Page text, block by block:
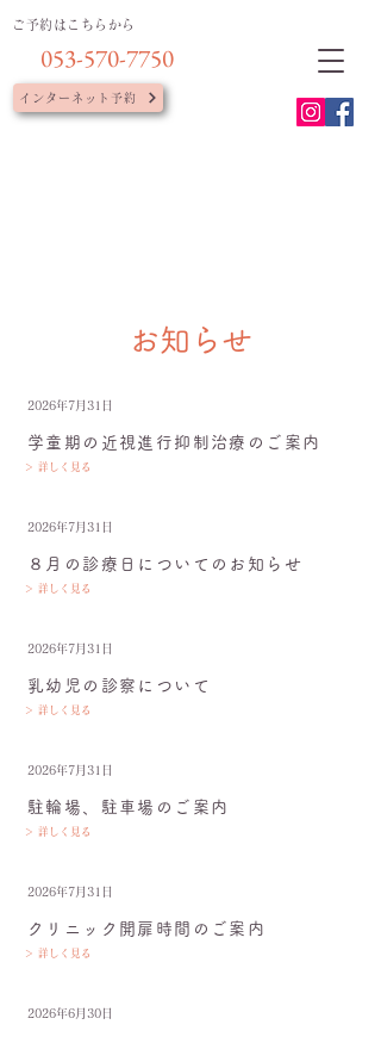
ご予約はこちらから
インターネット予約
053-570-7750
お知らせ
2026年7月31日
学童期の近視進行抑制治療のご案内
＞ 詳しく見る
2026年7月31日
８月の診療日についてのお知らせ
＞ 詳しく見る
2026年7月31日
乳幼児の診察について
＞ 詳しく見る
2026年7月31日
駐輪場、駐車場のご案内
＞ 詳しく見る
2026年7月31日
クリニック開扉時間のご案内
＞ 詳しく見る
2026年6月30日